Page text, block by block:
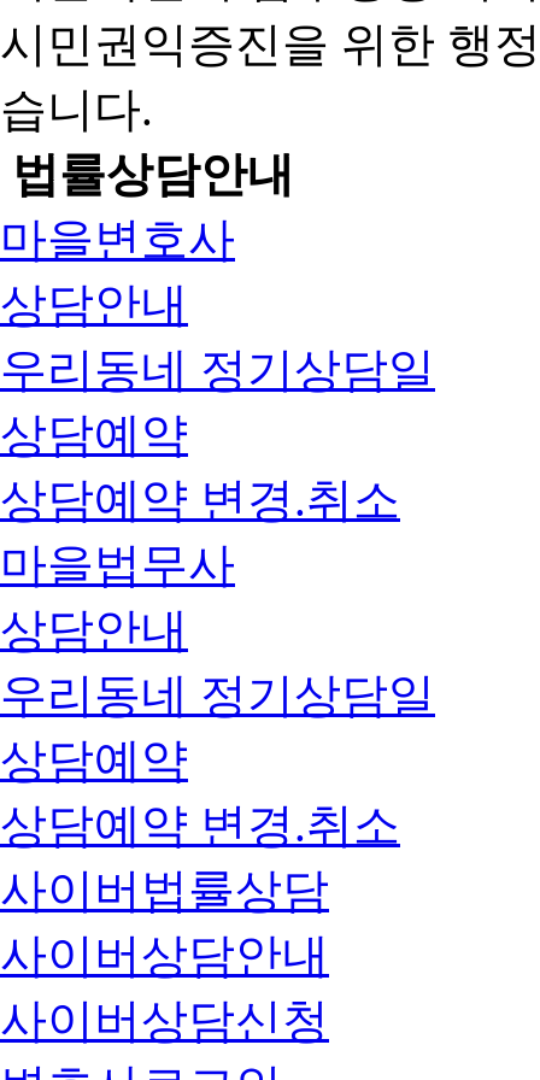
시민권익증진을 위한 행
습니다.
법률상담안내
마을변호사
상담안내
우리동네 정기상담일
상담예약
상담예약 변경.취소
마을법무사
상담안내
우리동네 정기상담일
상담예약
상담예약 변경.취소
사이버법률상담
사이버상담안내
사이버상담신청